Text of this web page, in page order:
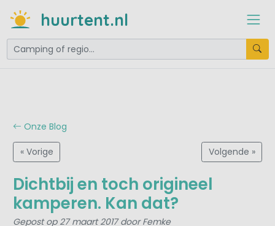
huurtent.nl
Onze Blog
« Vorige Volgende »
Dichtbij en toch origineel
kamperen. Kan dat?
Gepost op 27 maart 2017 door Femke